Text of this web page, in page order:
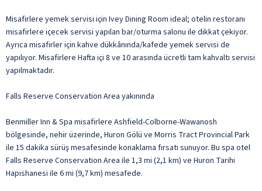
Misafirlere yemek servisi için Ivey Dining Room ideal; otelin restoranı
misafirlere içecek servisi yapılan bar/oturma salonu ile dikkat çekiyor.
Ayrıca misafirler için kahve dükkânında/kafede yemek servisi de
yapılıyor. Misafirlere Hafta içi 8 ve 10 arasında ücretli tam kahvaltı servisi
yapılmaktadır.
Falls Reserve Conservation Area yakınında
Benmiller Inn & Spa misafirlere Ashfield-Colborne-Wawanosh
bölgesinde, nehir üzerinde, Huron Gölü ve Morris Tract Provincial Park
ile 15 dakika sürüş mesafesinde konaklama fırsatı sunuyor. Bu spa otel
Falls Reserve Conservation Area ile 1,3 mi (2,1 km) ve Huron Tarihi
Hapishanesi ile 6 mi (9,7 km) mesafede.